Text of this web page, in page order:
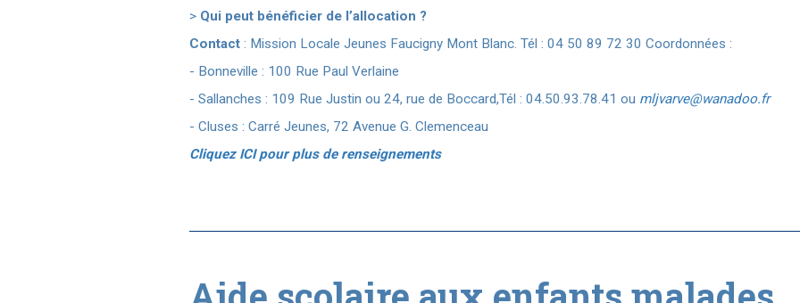
> Qui peut bénéficier de l’allocation ?
Contact : Mission Locale Jeunes Faucigny Mont Blanc. Tél : 04 50 89 72 30 Coordonnées :
- Bonneville : 100 Rue Paul Verlaine
- Sallanches : 109 Rue Justin ou 24, rue de Boccard,Tél : 04.50.93.78.41 ou mljvarve@wanadoo.fr
- Cluses : Carré Jeunes, 72 Avenue G. Clemenceau
Cliquez ICI pour plus de renseignements